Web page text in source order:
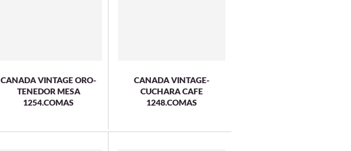
CANADA VINTAGE ORO-
TENEDOR MESA
1254.COMAS
CANADA VINTAGE-
CUCHARA CAFE
1248.COMAS